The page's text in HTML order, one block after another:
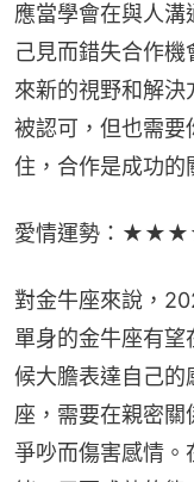
應當學會在與人
己見而錯失合作
來新的視野和解
被認可，但也需要
住，合作是成功的
愛情運勢：
對金牛座來說，
單身的金牛座有
候大膽表達自己的
座，需要在親密
爭吵而傷害感情。